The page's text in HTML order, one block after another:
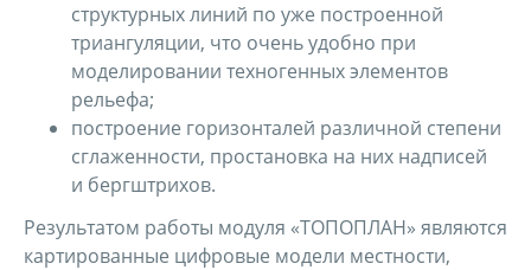
структурных линий по уже построенной
триангуляции, что очень удобно при
моделировании техногенных элементов
рельефа;
построение горизонталей различной степени
сглаженности, простановка на них надписей
и бергштрихов.
Результатом работы модуля «ТОПОПЛАН» являются
картированные цифровые модели местности,